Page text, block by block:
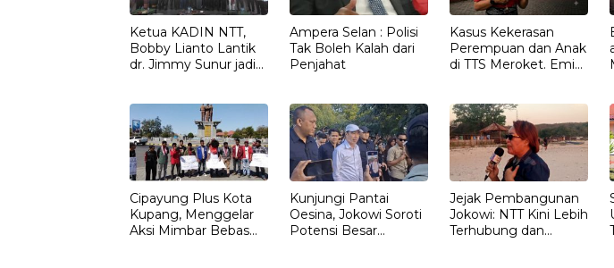
Ketua KADIN NTT,
Bobby Lianto Lantik
dr. Jimmy Sunur jadi
Ampera Selan : Polisi
Tak Boleh Kalah dari
Penjahat
Kasus Kekerasan
Perempuan dan Anak
di TTS Meroket. Emi
Paling Aman
Cipayung Plus Kota
Kupang, Menggelar
Aksi Mimbar Bebas
Kunjungi Pantai
Oesina, Jokowi Soroti
Potensi Besar
Jejak Pembangunan
Jokowi: NTT Kini Lebih
Terhubung dan